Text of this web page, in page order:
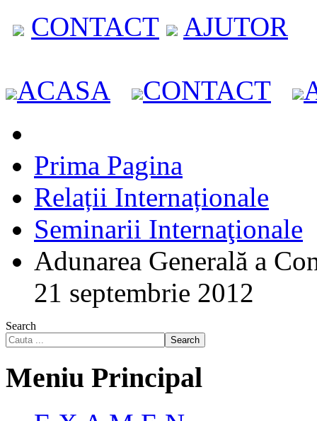
CONTACT
AJUTOR
ACASA CONTACT
Prima Pagina
Relații Internaționale
Seminarii Internaţionale
Adunarea Generală a
21 septembrie 2012
Search
Search
Meniu Principal